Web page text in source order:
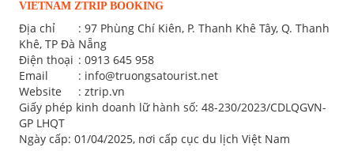
VIETNAM ZTRIP BOOKING
Địa chỉ
: 97 Phùng Chí Kiên, P. Thanh Khê Tây, Q. Thanh
Khê, TP Đà Nẵng
Điện thoại : 0913 645 958
Email
: info@truongsatourist.net
Website
: ztrip.vn
Giấy phép kinh doanh lữ hành số: 48-230/2023/CDLQGVN-
GP LHQT
Ngày cấp: 01/04/2025, nơi cấp cục du lịch Việt Nam